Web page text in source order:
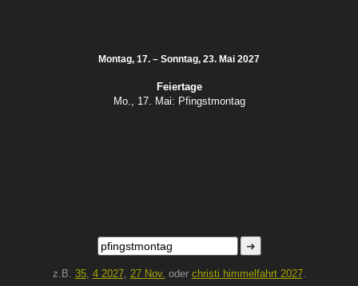
Montag, 17. – Sonntag, 23. Mai 2027
Feiertage
Mo., 17. Mai: Pfingstmontag
➜
z.B. 35, 4 2027, 27 Nov. oder christi himmelfahrt 2027.